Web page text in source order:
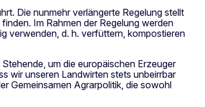
Die nunmehr verlängerte Regelung stellt
Im Rahmen der Regelung werden
verwenden, d. h. verfüttern, kompostieren
um die europäischen Erzeuger
wir unseren Landwirten stets unbeirrbar
Gemeinsamen Agrarpolitik, die sowohl